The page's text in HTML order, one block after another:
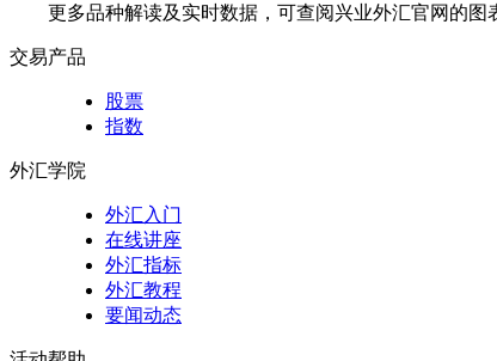
更多品种解读及实时数据，可查阅兴业外汇官网的图
交易产品
股票
指数
外汇学院
外汇入门
在线讲座
外汇指标
外汇教程
要闻动态